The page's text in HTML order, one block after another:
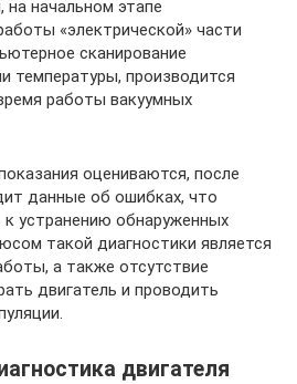
на начальном этапе
«электрической» части
сканирование
температуры, производится
работы вакуумных
оцениваются, после
данные об ошибках, что
к устранению обнаруженных
такой диагностики является
а также отсутствие
двигатель и проводить
двигателя